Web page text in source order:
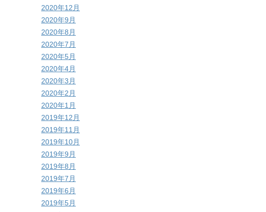
2020年12月
2020年9月
2020年8月
2020年7月
2020年5月
2020年4月
2020年3月
2020年2月
2020年1月
2019年12月
2019年11月
2019年10月
2019年9月
2019年8月
2019年7月
2019年6月
2019年5月